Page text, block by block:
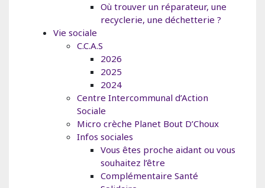
Où trouver un réparateur, une
recyclerie, une déchetterie ?
Vie sociale
C.C.A.S
2026
2025
2024
Centre Intercommunal d’Action
Sociale
Micro crèche Planet Bout D’Choux
Infos sociales
Vous êtes proche aidant ou vous
souhaitez l’être
Complémentaire Santé